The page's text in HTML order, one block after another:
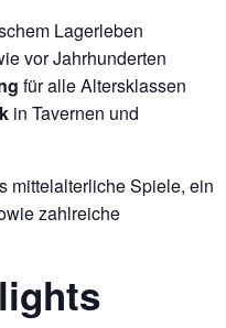
Lagerleben
vor Jahrhunderten
für alle Altersklassen
in Tavernen und
mittelalterliche Spiele, ein
zahlreiche